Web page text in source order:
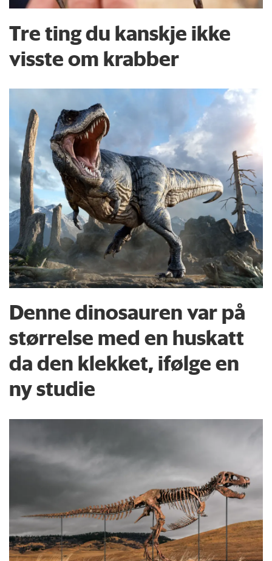
Tre ting du kanskje ikke
visste om krabber
Denne dinosauren var på
størrelse med en huskatt
da den klekket, ifølge en
ny studie